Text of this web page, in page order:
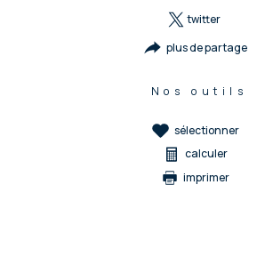
twitter
plus de partage
Nos outils
sélectionner
calculer
imprimer